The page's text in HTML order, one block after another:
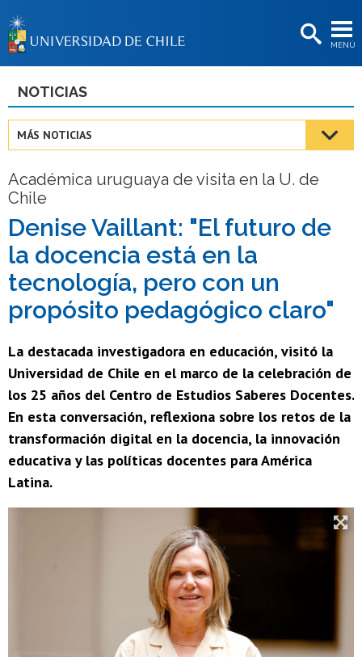
MENÚ
BIBLIOTECAS
Estudiantes
Académicas/os
Funcionarias/os
Egresadas/os
NOTICIAS
MÁS NOTICIAS
Académica uruguaya de visita en la U. de
Chile
Denise Vaillant: "El futuro de
la docencia está en la
tecnología, pero con un
propósito pedagógico claro"
La destacada investigadora en educación, visitó la
Universidad de Chile en el marco de la celebración de
los 25 años del Centro de Estudios Saberes Docentes.
En esta conversación, reflexiona sobre los retos de la
transformación digital en la docencia, la innovación
educativa y las políticas docentes para América
Latina.